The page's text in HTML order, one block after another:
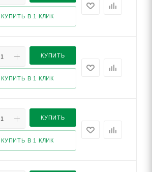
КУПИТЬ В 1 КЛИК
КУПИТЬ
КУПИТЬ В 1 КЛИК
КУПИТЬ
КУПИТЬ В 1 КЛИК